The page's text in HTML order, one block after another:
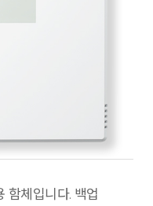
체입니다. 백업